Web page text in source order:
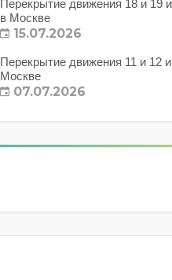
Перекрытие движения 18 и 19
в Москве
15.07.2026
Перекрытие движения 11 и 12
Москве
07.07.2026